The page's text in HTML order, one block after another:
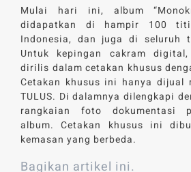
Mulai hari ini, album
didapatkan di hampir 100
Indonesia, dan juga di seluruh
Untuk kepingan cakram digital,
dirilis dalam cetakan khusus
Cetakan khusus ini hanya dijual
TULUS. Di dalamnya dilengkapi
rangkaian foto dokumentasi
album. Cetakan khusus ini
kemasan yang berbeda.
Bagikan artikel ini.